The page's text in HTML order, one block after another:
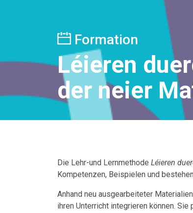
Formation
Léieren
der neier
Die Lehr-und Lernmethode Léieren
Kompetenzen, Beispielen und
Anhand neu ausgearbeiteter
ihren Unterricht integrieren können.